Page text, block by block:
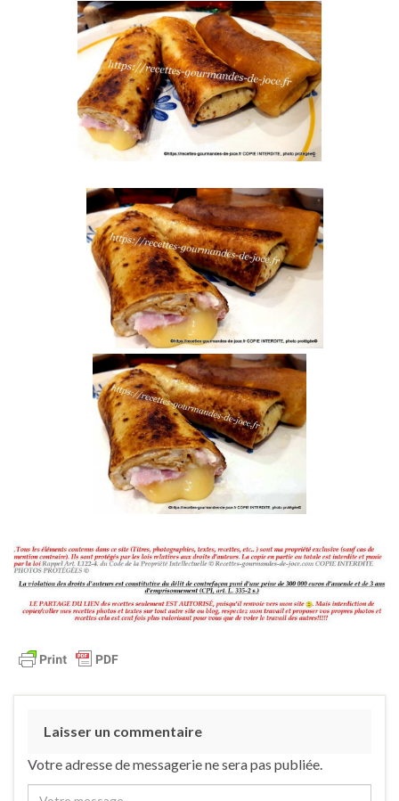
Laisser un commentaire
Votre adresse de messagerie ne sera pas publiée.